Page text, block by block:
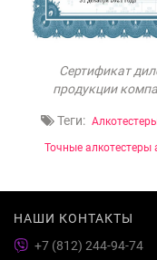
Сертификат
продукции
Теги:
Точные алкотестеры
НАШИ КОНТАКТЫ
+7 (812) 244-94-74